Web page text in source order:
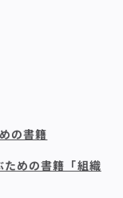
の書籍
ための書籍「組織